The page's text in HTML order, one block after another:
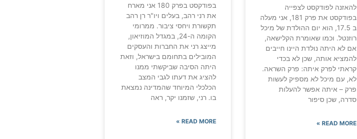
להאזנה לפודקסט לצפייה
בפודקסט את פרק 181, אני מעלה
ב 17.5, הוא יום ההולדת של מיכל
רוזנטל. וכמו שאומרת הקלישאה,
אם לא היתה נולדת היינו חייבים
להמציא אותה, שכן לא בכדי
קראתי לפרק איתה: פרק השראה.
לא, עם מיכל לא מספיק לעשות
פרק – איתה אפשר להעלות
סדרה, שכן סיפור
READ MORE »
בפודקסט בפרק 180 אני מארח
את רני רהב, בעלים ויו"ר רן רהב
תקשורת ויחסי ציבור. ממרומי
הקומה ה-24, במגדל המוזיאון,
מייצג רני את החברות והעסקים
המובילים בתחומם בישראל, וזאת
היתה הסיבה שביקשתי ממנו
להציג את דעתו לגבי המצב
הכלכלי המיוחד שהמדינה נמצאת
בו. רני, שזמנו יקר, ראה
READ MORE »